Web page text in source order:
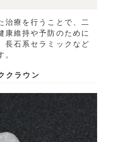
治療を行うことで、二
康維持や予防のために
長石系セラミックなど
クラウン